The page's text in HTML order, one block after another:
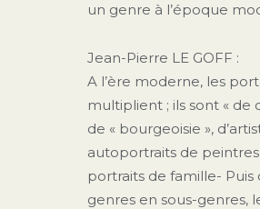
un genre à l’époque
Jean-Pierre LE GOFF :
A l’ère moderne, les
multiplient ; ils sont « de
de « bourgeoisie »,
autoportraits de
portraits de famille- Puis
genres en sous-genres,
l’article